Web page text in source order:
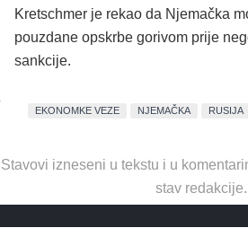
Kretschmer je rekao da Njemačka
pouzdane opskrbe gorivom prije
sankcije.
EKONOMKE VEZE NJEMAČKA RUSIJA
Stavovi izneseni u tekstu i u
stav redakcije.